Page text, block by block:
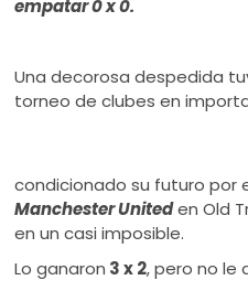
empatar 0 x 0.
Una decorosa despedida
torneo de clubes en
condicionado su futuro por
Manchester Uniteden Old
en un casi imposible.
Lo ganaron 3 x 2, pero no le